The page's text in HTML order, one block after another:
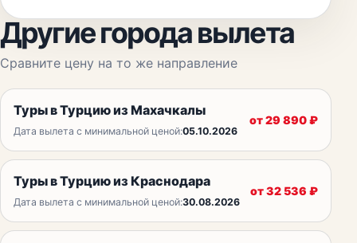
Другие города вылета
Сравните цену на то же направление
Туры в Турцию из Махачкалы
Дата вылета с минимальной ценой:05.10.2026
от29 890₽
Туры в Турцию из Краснодара
Дата вылета с минимальной ценой:30.08.2026
от32 536 ₽